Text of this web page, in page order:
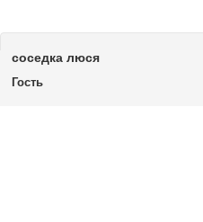
соседка люся
Гость